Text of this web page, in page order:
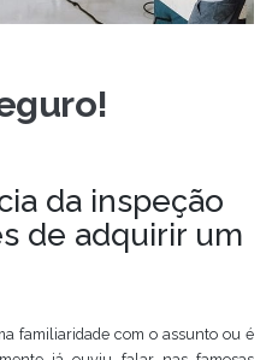
da inspeção
de adquirir um
familiaridade com o assunto ou é